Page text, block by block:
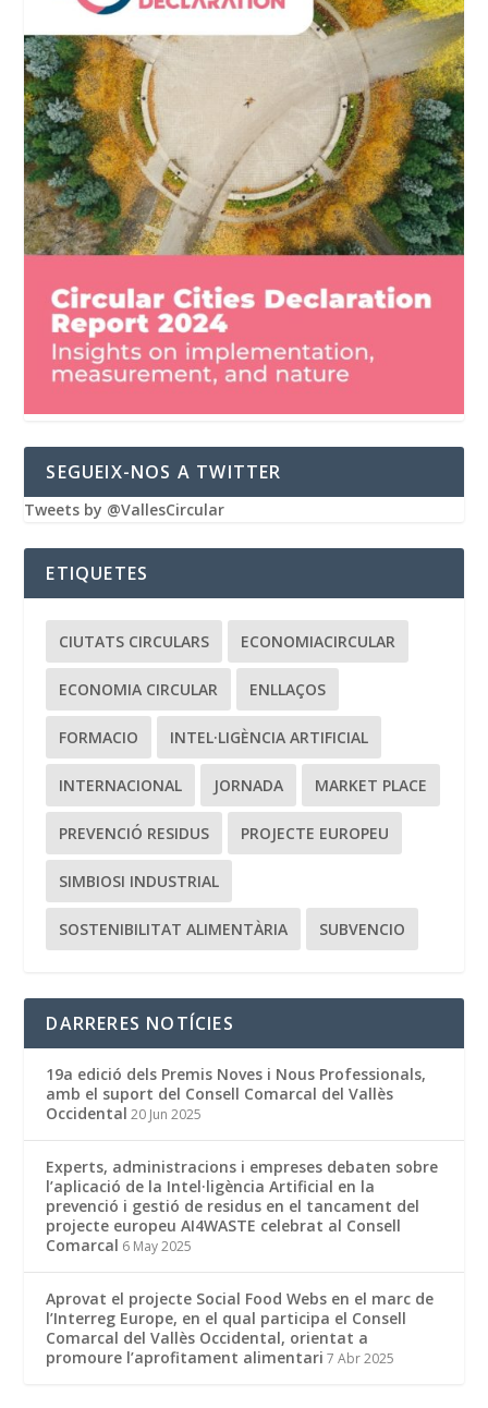
SEGUEIX-NOS A TWITTER
Tweets by @VallesCircular
ETIQUETES
CIUTATS CIRCULARS ECONOMIACIRCULAR
ECONOMIA CIRCULAR ENLLAÇOS
FORMACIO INTEL·LIGÈNCIA ARTIFICIAL
INTERNACIONAL JORNADA MARKET PLACE
PREVENCIÓ RESIDUS PROJECTE EUROPEU
SIMBIOSI INDUSTRIAL
SOSTENIBILITAT ALIMENTÀRIA SUBVENCIO
DARRERES NOTÍCIES
19a edició dels Premis Noves i Nous Professionals,
amb el suport del Consell Comarcal del Vallès
Occidental 20 Jun 2025
Experts, administracions i empreses debaten sobre
l’aplicació de la Intel·ligència Artificial en la
prevenció i gestió de residus en el tancament del
projecte europeu AI4WASTE celebrat al Consell
Comarcal 6 May 2025
Aprovat el projecte Social Food Webs en el marc de
l’Interreg Europe, en el qual participa el Consell
Comarcal del Vallès Occidental, orientat a
promoure l’aprofitament alimentari 7 Abr 2025